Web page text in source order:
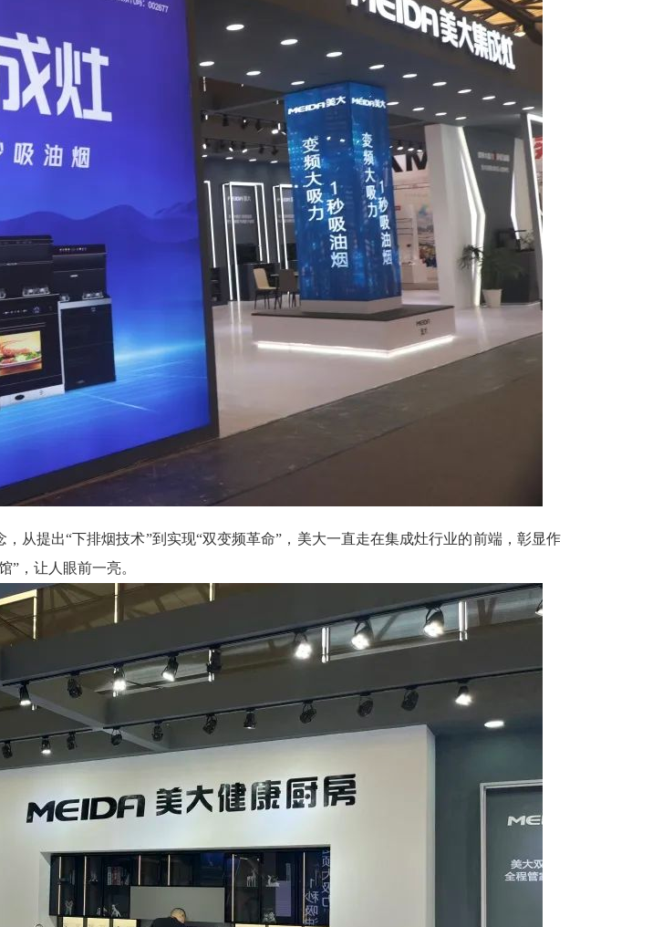
从提出“下排烟技术”到实现“双变频革命”，美大一直走在集成灶行业的前端，彰显作
”，让人眼前一亮。